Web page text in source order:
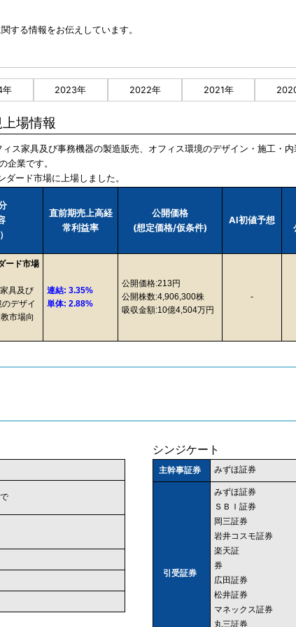
する情報をお伝えしています。
年 2023年 2022年 2021年
場情報
ス家具及び事務機器の製造販売、オフィス環境のデザイン・施工・
企業です。
ード市場に上場しました。
直前期売上高経
常利益率
公開価格
(想定価格/仮条件)
AI初値予想
ード市場
具及び
デザイ
市場向
連結: 3.35%
単体: 2.88%
公開価格:213円
公開株数:4,906,300株
吸収金額:10億4,504万円
-
シンジケート
主幹事証券 みずほ証券
引受証券
みずほ証券
ＳＢＩ証券
岡三証券
岩井コスモ証券
楽天証
券
広田証券
松井証券
マネックス証券
丸三証券